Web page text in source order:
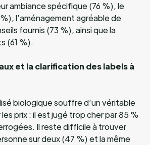
ambiance spécifique (76 %), le
l’aménagement agréable de
fournis (73 %), ainsi que la
(61 %).
et la clarification des labels à
biologique souffre d’un véritable
prix : il est jugé trop cher par 85 %
Il reste difficile à trouver
sur deux (47 %) et la même